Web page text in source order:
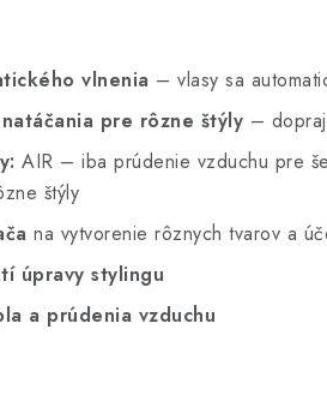
vlnenia – vlasy sa
pre rôzne štýly –
AIR – iba prúdenie vzduchu pre
štýly
na vytvorenie rôznych tvarov a
úpravy stylingu
a prúdenia vzduchu